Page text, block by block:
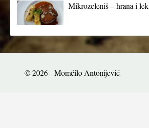
Mikrozeleniš – hrana i lek
© 2026 - Momčilo Antonijević